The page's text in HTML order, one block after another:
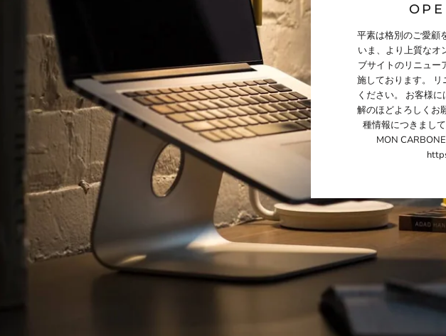
平素は格別のご愛顧
いま、より上質なオ
ブサイトのリニュー
施しております。
ください。 お客様
解のほどよろしくお
種情報につきまし
MON